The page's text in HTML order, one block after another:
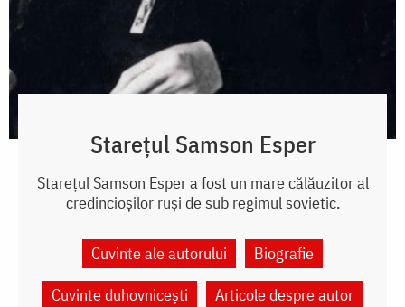
Starețul Samson Esper
Starețul Samson Esper a fost un mare călăuzitor al
credincioșilor ruși de sub regimul sovietic.
Cuvinte ale autorului
Biografie
Cuvinte duhovnicești
Articole despre autor